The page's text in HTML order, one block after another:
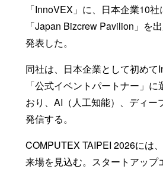
「InnoVEX」に、日本企業10社
「Japan Bizcrew Pavilion」を
発表した。
同社は、日本企業として初めて
「公式イベントパートナー」に
おり、AI（人工知能）、ディ
発信する。
COMPUTEX TAIPEI 2026には
来場を見込む。スタートアップ